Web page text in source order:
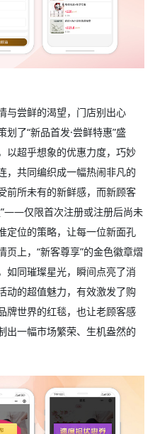
与尝鲜的渴望，门店别出心
了“新品首发·尝鲜特惠”盛
以超乎想象的优惠力度，巧妙
，共同编织成一幅热闹非凡的
前所未有的新鲜感，而新顾客
”——仅限首次注册或注册后尚未
定位的策略，让每一位新面孔
上，“新客尊享”的金色徽章熠
如同璀璨星光，瞬间点亮了消
动的超值魅力，有效激发了购
牌世界的红毯，也让老顾客感
出一幅市场繁荣、生机盎然的